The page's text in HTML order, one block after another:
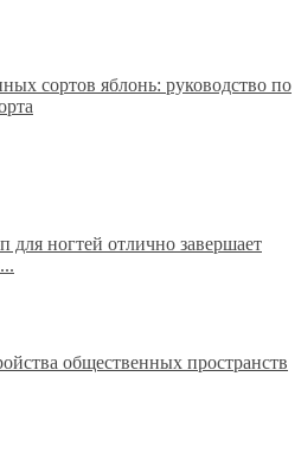
сортов яблонь: руководство по
ногтей отлично завершает
общественных пространств